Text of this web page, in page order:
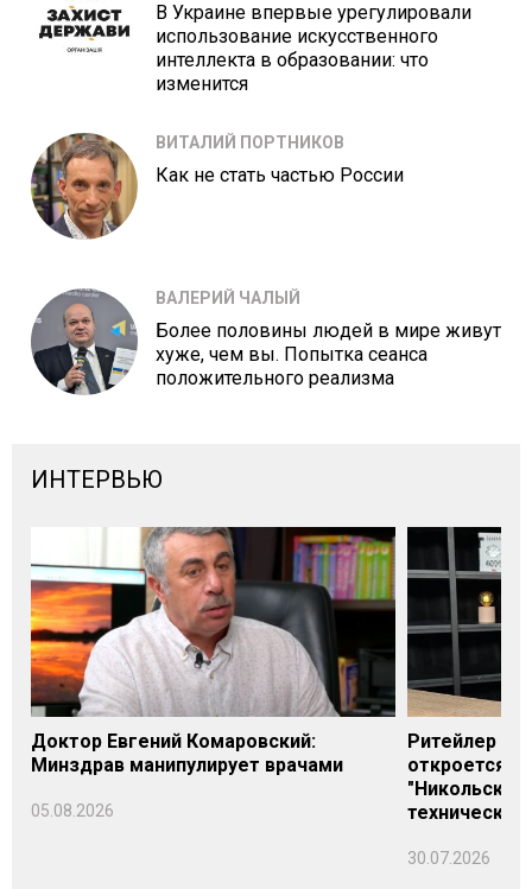
В Украине впервые урегулировали
использование искусственного
интеллекта в образовании: что
изменится
ВИТАЛИЙ ПОРТНИКОВ
Как не стать частью России
ВАЛЕРИЙ ЧАЛЫЙ
Более половины людей в мире живут
хуже, чем вы. Попытка сеанса
положительного реализма
ИНТЕРВЬЮ
Доктор Евгений Комаровский:
Минздрав манипулирует врачами
05.08.2026
Ритейлер
откроется
технических
30.07.2026